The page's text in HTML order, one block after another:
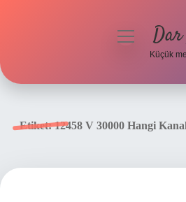
menüyü
Küçük
Etiket:12458 V 30000 Hangi